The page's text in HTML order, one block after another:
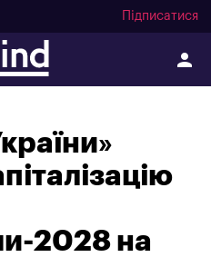
Підписатися
2028 на